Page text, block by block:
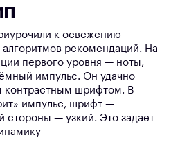
к освежению
рекомендаций. На
первого уровня — ноты,
импульс. Он удачно
контрастным шрифтом. В
импульс, шрифт —
стороны — узкий. Это задаёт